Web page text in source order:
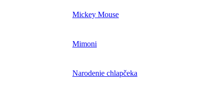
Mickey Mouse
Mimoni
Narodenie chlapčeka